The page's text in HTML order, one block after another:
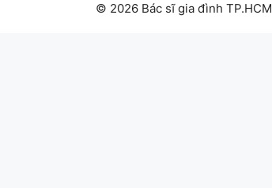
© 2026 Bác sĩ gia đình TP.HCM